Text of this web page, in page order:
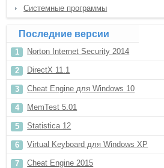
Системные программы
Последние версии
Norton Internet Security 2014
DirectX 11.1
Cheat Engine для Windows 10
MemTest 5.01
Statistica 12
Virtual Keyboard для Windows XP
Cheat Engine 2015